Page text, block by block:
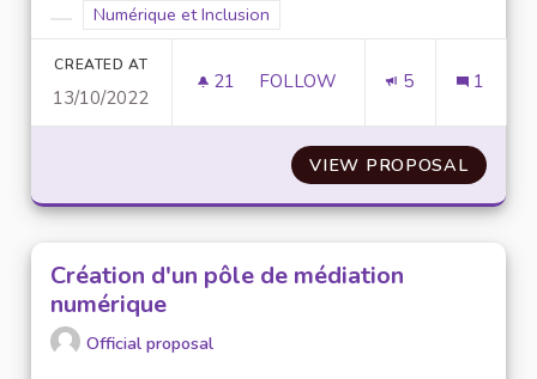
Filter results for category:
Filter results for scope: Numérique et Inclusion
Numérique et Inclusion
CREATED AT
13/10/2022
21 21 FOLLOWERS
FOLLOW 5 1
VIEW PROPOSAL
Création d'un pôle de médiation
numérique
Official proposal